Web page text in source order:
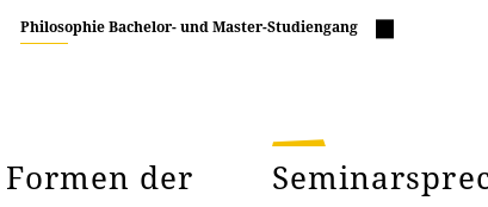
Philosophie Bachelor- und Master-Studiengang
der